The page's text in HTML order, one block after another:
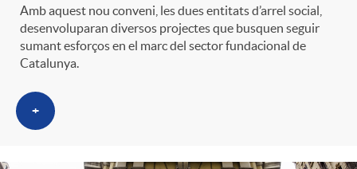
Amb aquest nou conveni, les dues entitats d’arrel social,
desenvoluparan diversos projectes que busquen seguir
sumant esforços en el marc del sector fundacional de
Catalunya.
+